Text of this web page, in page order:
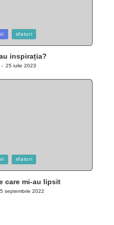
sfaturi
inspirația?
25 iulie 2023
sfaturi
care mi-au lipsit
septembrie 2022